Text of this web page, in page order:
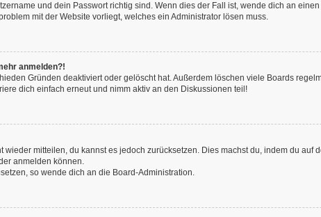
und dein Passwort richtig sind. Wenn dies der Fall ist, wende dich an
mit der Website vorliegt, welches ein Administrator lösen muss.
anmelden?!
Gründen deaktiviert oder gelöscht hat. Außerdem löschen viele Boards
dich einfach erneut und nimm aktiv an den Diskussionen teil!
mitteilen, du kannst es jedoch zurücksetzen. Dies machst du, indem du auf
anmelden können.
so wende dich an die Board-Administration.